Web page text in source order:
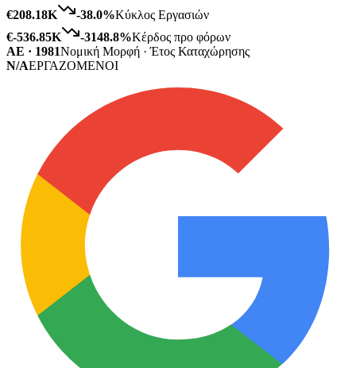
€208.18K
-38.0%Κύκλος Εργασιών
€-536.85K
-3148.8%Κέρδος προ φόρων
ΑΕ · 1981Νομική Μορφή · Έτος Καταχώρησης
N/AΕΡΓΑΖΟΜΕΝΟΙ